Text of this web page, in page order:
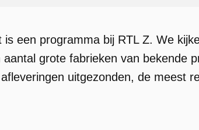
een programma bij RTL Z. We
grote fabrieken van bekende
uitgezonden, de meest